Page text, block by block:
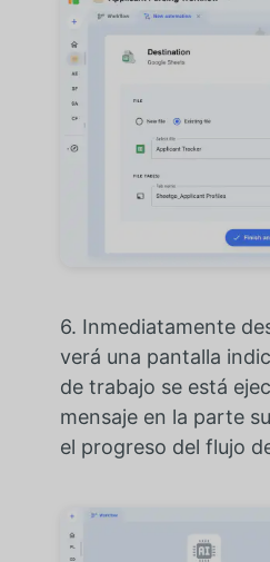
6. Inmediatamente
verá una pantalla
de trabajo se está
mensaje en la parte
el progreso del flujo